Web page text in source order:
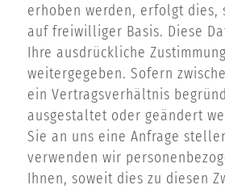
erhoben werden, erfolgt dies,
auf freiwilliger Basis. Diese
Ihre ausdrückliche
weitergegeben. Sofern
ein Vertragsverhältnis
ausgestaltet oder geändert
Sie an uns eine Anfrage
verwenden wir
Ihnen, soweit dies zu diesen